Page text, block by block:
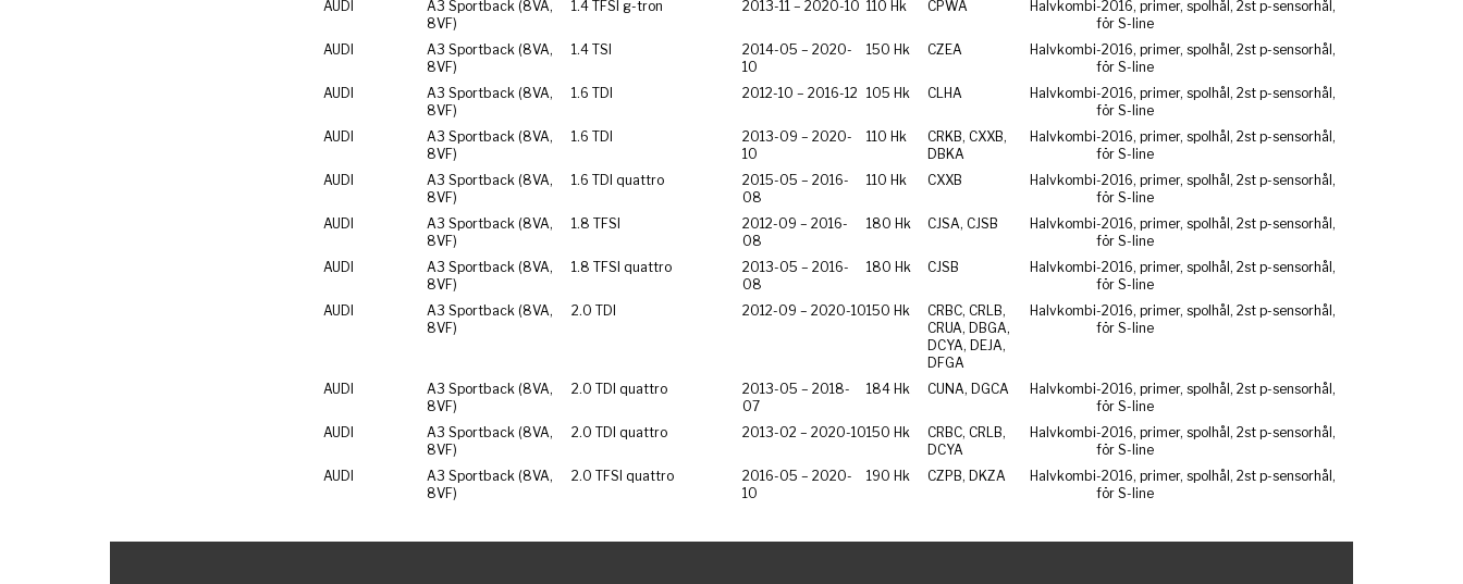
AUDI
A3 Sportback (8VA,
8VF)
1.4 TFSI g-tron 2013-11 – 2020-10 110 Hk CPWA Halvkombi-2016, primer, spolhål, 2st p-sensorhål,
för S-line
AUDI
A3 Sportback (8VA,
8VF)
1.4 TSI
2014-05 – 2020-
10
150 Hk CZEA Halvkombi-2016, primer, spolhål, 2st p-sensorhål,
för S-line
AUDI
A3 Sportback (8VA,
8VF)
1.6 TDI 2012-10 – 2016-12 105 Hk CLHA Halvkombi-2016, primer, spolhål, 2st p-sensorhål,
för S-line
AUDI
A3 Sportback (8VA,
8VF)
1.6 TDI
2013-09 – 2020-
10
110 Hk
CRKB, CXXB,
DBKA
Halvkombi-2016, primer, spolhål, 2st p-sensorhål,
för S-line
AUDI
A3 Sportback (8VA,
8VF)
1.6 TDI quattro
2015-05 – 2016-
08
110 Hk CXXB Halvkombi-2016, primer, spolhål, 2st p-sensorhål,
för S-line
AUDI
A3 Sportback (8VA,
8VF)
1.8 TFSI
2012-09 – 2016-
08
180 Hk CJSA, CJSB Halvkombi-2016, primer, spolhål, 2st p-sensorhål,
för S-line
AUDI
A3 Sportback (8VA,
8VF)
1.8 TFSI quattro
2013-05 – 2016-
08
180 Hk CJSB Halvkombi-2016, primer, spolhål, 2st p-sensorhål,
för S-line
AUDI
A3 Sportback (8VA,
8VF)
2.0 TDI 2012-09 – 2020-10150 Hk
CRBC, CRLB,
CRUA, DBGA,
DCYA, DEJA,
DFGA
Halvkombi-2016, primer, spolhål, 2st p-sensorhål,
för S-line
AUDI
A3 Sportback (8VA,
8VF)
2.0 TDI quattro
2013-05 – 2018-
07
184 Hk CUNA, DGCA Halvkombi-2016, primer, spolhål, 2st p-sensorhål,
för S-line
AUDI
A3 Sportback (8VA,
8VF)
2.0 TDI quattro 2013-02 – 2020-10150 Hk
CRBC, CRLB,
DCYA
Halvkombi-2016, primer, spolhål, 2st p-sensorhål,
för S-line
AUDI
A3 Sportback (8VA,
8VF)
2.0 TFSI quattro
2016-05 – 2020-
10
190 Hk CZPB, DKZA Halvkombi-2016, primer, spolhål, 2st p-sensorhål,
för S-line